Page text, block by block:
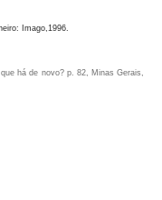
Imago,1996.
há de novo? p. 82, Minas Gerais,